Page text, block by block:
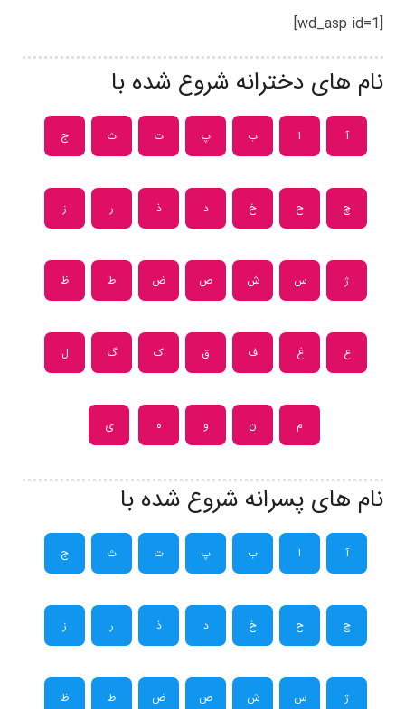
[wd_asp id=1]
نام های دخترانه شروع شده با
آ ا ب پ ت ث ج
چ ح خ د ذ ر ز
ژ س ش ص ض ط ظ
ع غ ف ق ک گ ل
م ن و ه ی
نام های پسرانه شروع شده با
آ ا ب پ ت ث ج
چ ح خ د ذ ر ز
ژ س ش ص ض ط ظ